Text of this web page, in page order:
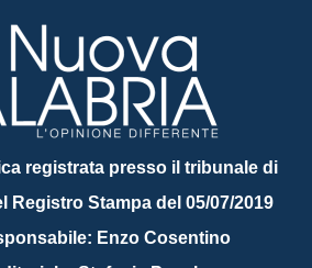
registrata presso il tribunale di
Registro Stampa del 05/07/2019
Enzo Cosentino